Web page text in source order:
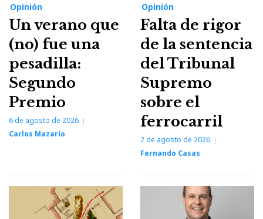
Opinión
Un verano que
(no) fue una
pesadilla:
Segundo
Premio
6 de agosto de 2026
Carlos Mazarío
Opinión
Falta de rigor
de la sentencia
del Tribunal
Supremo
sobre el
ferrocarril
2 de agosto de 2026
Fernando Casas